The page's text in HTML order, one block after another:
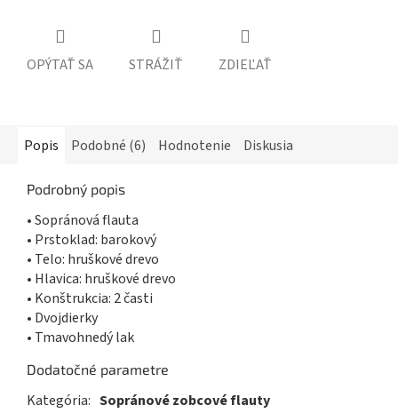
OPÝTAŤ SA STRÁŽIŤ ZDIEĽAŤ
Popis Podobné (6) Hodnotenie Diskusia
Podrobný popis
• Sopránová flauta
• Prstoklad: barokový
• Telo: hruškové drevo
• Hlavica: hruškové drevo
• Konštrukcia: 2 časti
• Dvojdierky
• Tmavohnedý lak
Dodatočné parametre
Kategória: Sopránové zobcové flauty